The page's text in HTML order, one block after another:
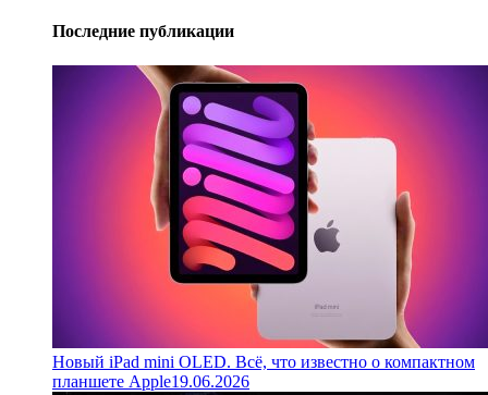
Последние публикации
Новый iPad mini OLED. Всё, что известно о компактном
планшете Apple19.06.2026